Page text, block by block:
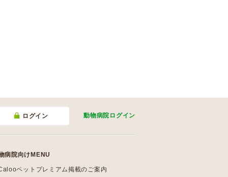
ログイン 動物病院 ログイン
病院向けMENU
ペットプレミアム掲載のご案内